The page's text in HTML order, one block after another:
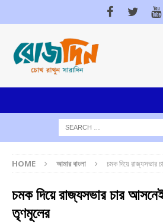
HOME আমার বাংলা চমক দিয়ে রাজ্যসভার
চমক দিয়ে রাজ্যসভার চার
তৃণমূলের